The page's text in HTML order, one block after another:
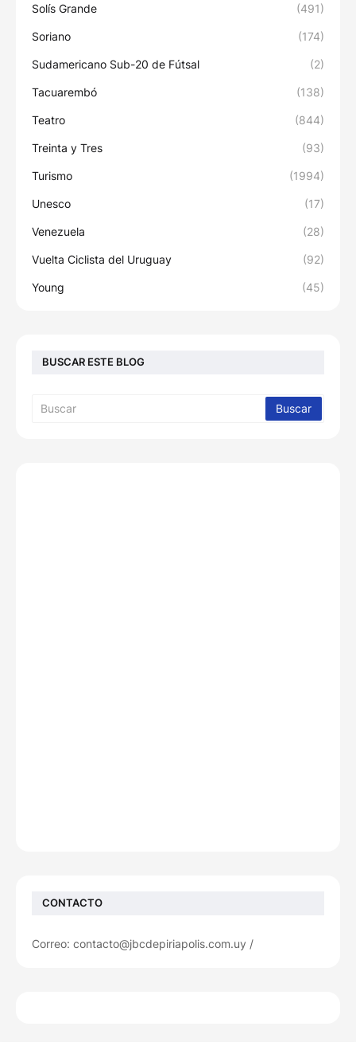
Solís Grande (491)
Soriano (174)
Sudamericano Sub-20 de Fútsal (2)
Tacuarembó (138)
Teatro (844)
Treinta y Tres (93)
Turismo (1994)
Unesco (17)
Venezuela (28)
Vuelta Ciclista del Uruguay (92)
Young (45)
BUSCAR ESTE BLOG
CONTACTO
Correo: contacto@jbcdepiriapolis.com.uy /